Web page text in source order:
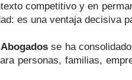
competitivo y en
es una ventaja decisiva
se ha
personas, familias,